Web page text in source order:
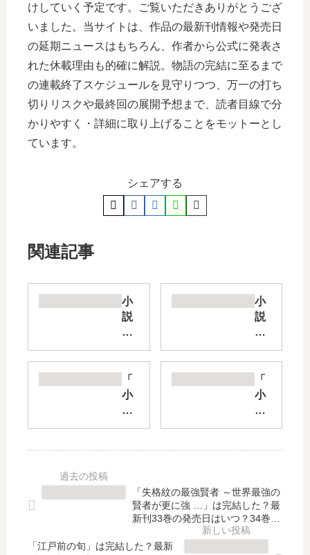
けしていく予定です。ご覧いただきありがとうござ
いました。当サイトは、作品の最新刊情報や発売日
の延期ニュースはもちろん、作者から公式に発表さ
れた休載理由も的確に解説。物語の完結に至るまで
の連載終了スケジュールを見守りつつ、万一の打ち
切りリスクや最終回の展開予想まで、読者目線で分
かりやすく・詳細に取り上げることをモットーとし
ています。
シェアする
関連記事
小
説
狼
香
辛
料
刊
25
巻
の
売
小
説
エ
マ
ン
ガ
最
】
14
「
小
説
る
魔
禁
「
小
説
ポ
ス
ト
「失格紋の最強賢者 ～世界最強の
賢者が更に強 …」は完結した？最
新刊33巻の発売日はいつ？34巻の
「江戸前の旬」は完結した？最新